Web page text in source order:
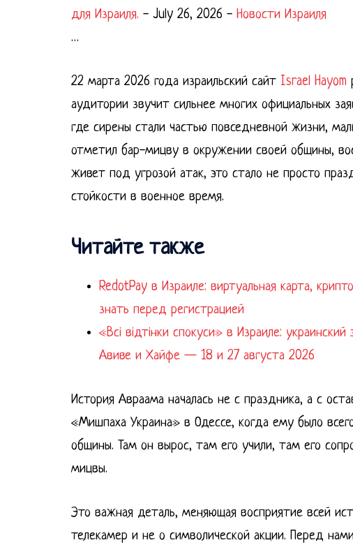
для Израиля. - July 26, 2026 - Новости Израиля
…
22 марта 2026 года израильский сайт Israel Hayom
аудитории звучит сильнее многих официальных
где сирены стали частью повседневной жизни,
отметил бар-мицву в окружении своей общины,
живет под угрозой атак, это стало не просто
стойкости в военное время.
Читайте также
RedotPay в Израиле: виртуальная карта,
знать перед регистрацией
«Всі відтінки спокуси» в Израиле:
Авиве и Хайфе — 18 и 27 августа 2026
История Авраама началась не с праздника, а с
«Мишпаха Украина» в Одессе, когда ему было
общины. Там он вырос, там его учили, там его
мицвы.
Это важная деталь, меняющая восприятие всей
телекамер и не о символической акции. Перед